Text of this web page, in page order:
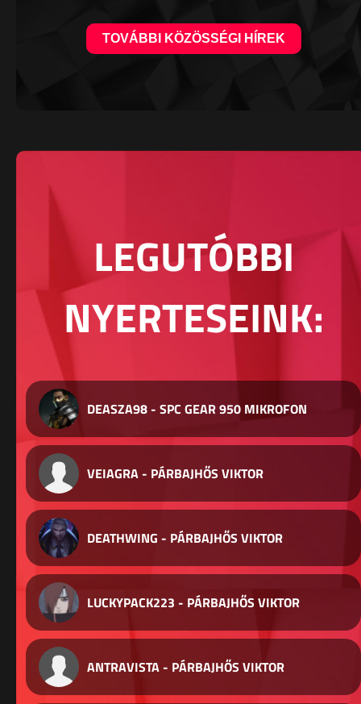
TOVÁBBI KÖZÖSSÉGI HÍREK
LEGUTÓBBI
NYERTESEINK:
DEASZA98 - SPC GEAR 950 MIKROFON
VEIAGRA - PÁRBAJHŐS VIKTOR
DEATHWING - PÁRBAJHŐS VIKTOR
LUCKYPACK223 - PÁRBAJHŐS VIKTOR
ANTRAVISTA - PÁRBAJHŐS VIKTOR